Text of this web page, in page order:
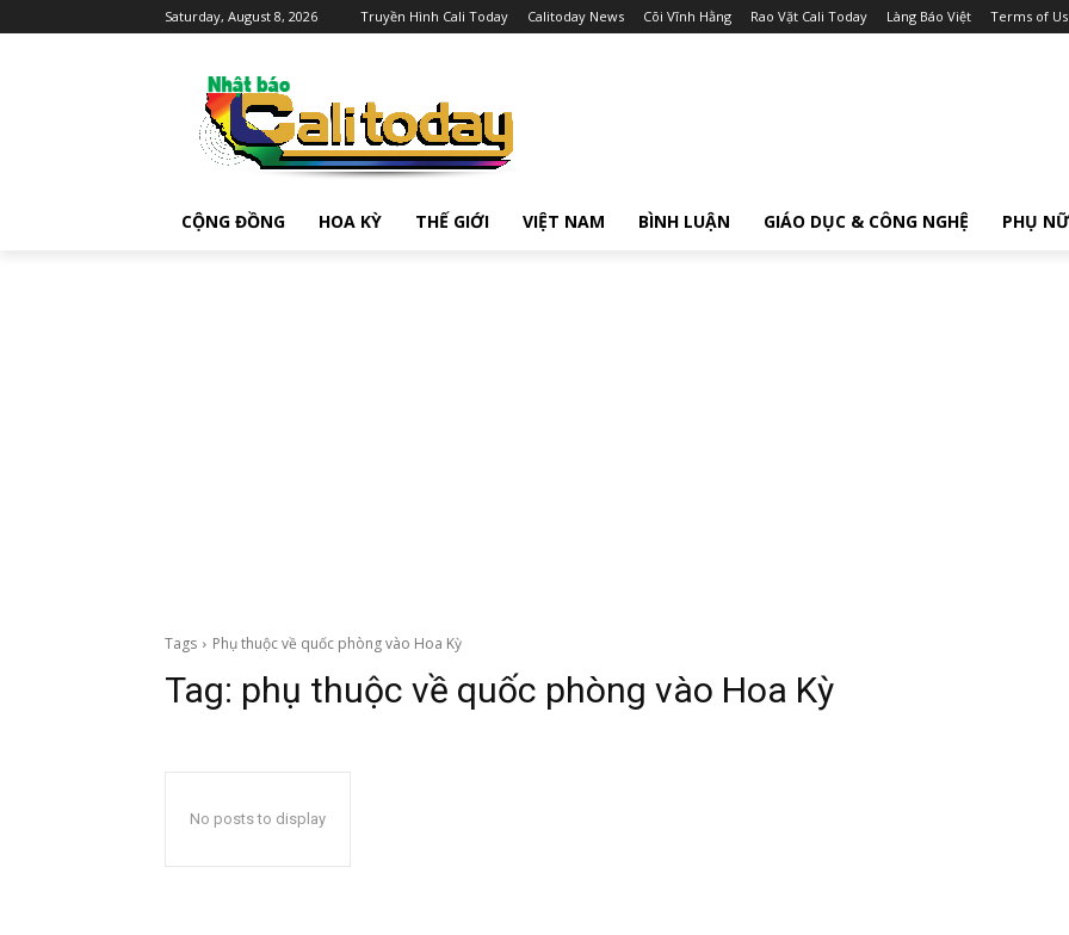
Saturday, August 8, 2026 Truyền Hình Cali Today Calitoday News Cõi Vĩnh Hằng Rao Vặt Cali Today Làng Báo Việt Terms of
CỘNG ĐỒNG HOA KỲ THẾ GIỚI VIỆT NAM BÌNH LUẬN GIÁO DỤC & CÔNG NGHỆ PHỤ NỮ
Tags Phụ thuộc về quốc phòng vào Hoa Kỳ
Tag: phụ thuộc về quốc phòng vào Hoa Kỳ
No posts to display